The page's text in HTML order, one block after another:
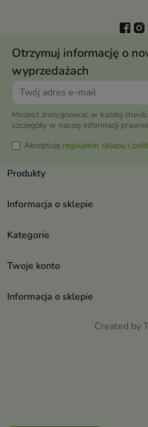
Otrzymuj informację o
wyprzedażach
Możesz zrezygnować w każdej
szczegóły w naszej informacji
Akceptuję regulamin sklepu i
Produkty
Informacja o sklepie
Kategorie
Twoje konto
Informacja o sklepie
Created by